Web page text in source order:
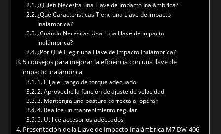
¿Quién Necesita una Llave de Impacto Inalámbrica?
¿Qué Características Tiene una Llave de Impacto
Inalámbrica?
¿Cuándo Necesitas Usar una Llave de Impacto
Inalámbrica?
¿Por Qué Elegir una Llave de Impacto Inalámbrica?
5 consejos para mejorar la eficiencia con una llave de
impacto inalámbrica
1. Elija el rango de torque adecuado
2. Aproveche la función de ajuste de velocidad
3. Mantenga una postura correcta al operar
4. Realice un mantenimiento regular
5. Utilice accesorios adecuados
Presentación de la Llave de Impacto Inalámbrica M7 DW-406